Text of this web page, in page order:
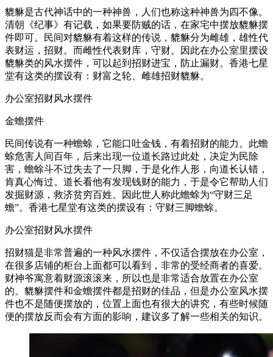
貔貅是古代神话中的一种神兽，人们也称这种神兽为四不像。
清朝《纪事》有记载，如果要防贼的话，在家宅中摆放貔貅摆
件即可。民间对貔貅有着这样的传说，貔貅分为雌雄，雄性代
表财运，招财。而雌性代表财库，守财。因此在办公室里摆设
貔貅类的风水摆件，可以起到招财进宝，防止漏财。香港七星
堂有这类的摆设有：财富之轮、雌雄招财貔貅。
办公室招财风水摆件
金蟾摆件
民间传说有一种蟾蜍，它能口吐金钱，有着招财的能力。此蟾
蜍危害人间百年，后来出现一位道长路过此处，决定为民除
害，蟾蜍斗不过失去了一只脚，于是化作人形，向道长认错，
肯真心悔过。道长看他有发现钱财的能力，于是令它帮助人们
发掘财源，救济贫穷百姓。因此世人称此蟾蜍为“守财三足
蟾”。香港七星堂有这类的摆设有：守财三脚蟾蜍。
办公室招财风水摆件
招财猫是非常普遍的一种风水摆件，不仅适合摆放在办公室，
在很多店铺的柜台上面都可以看到，非常的受经商者的喜爱。
财神爷寓意着财源滚滚来，所以也是非常适合放置在办公室
的。貔貅摆件和金蟾摆件都是招财的佳品，但是办公室风水摆
件也不是随便摆放的，位置上面也有很大的讲究，有些时候随
便的摆放反而会有方面的影响，建议多了解一些相关的知识。